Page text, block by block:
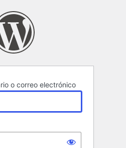
o correo electrónico